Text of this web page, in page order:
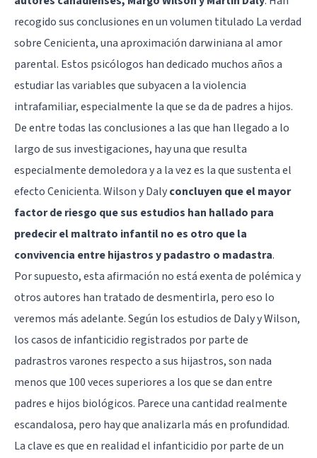
recogido sus conclusiones en un volumen titulado La verdad
sobre Cenicienta, una aproximación darwiniana al amor
parental. Estos psicólogos han dedicado muchos años a
estudiar las variables que subyacen a la violencia
intrafamiliar, especialmente la que se da de padres a hijos.
De entre todas las conclusiones a las que han llegado a lo
largo de sus investigaciones, hay una que resulta
especialmente demoledora y a la vez es la que sustenta el
efecto Cenicienta. Wilson y Dalyconcluyen que el mayor
factor de riesgo que sus estudios han hallado para
predecir el maltrato infantil no es otro que la
convivencia entre hijastros y padastro o madastra.
Por supuesto, esta afirmación no está exenta de polémica y
otros autores han tratado de desmentirla, pero eso lo
veremos más adelante. Según los estudios de Daly y Wilson,
los casos de infanticidio registrados por parte de
padrastros varones respecto a sus hijastros, son nada
menos que 100 veces superiores a los que se dan entre
padres e hijos biológicos. Parece una cantidad realmente
escandalosa, pero hay que analizarla más en profundidad.
La clave es que en realidad el infanticidio por parte de un